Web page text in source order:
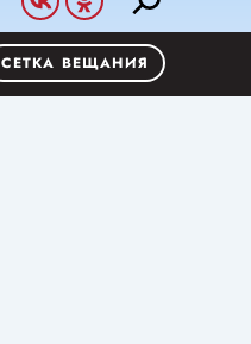
СЕТКА ВЕЩАНИЯ